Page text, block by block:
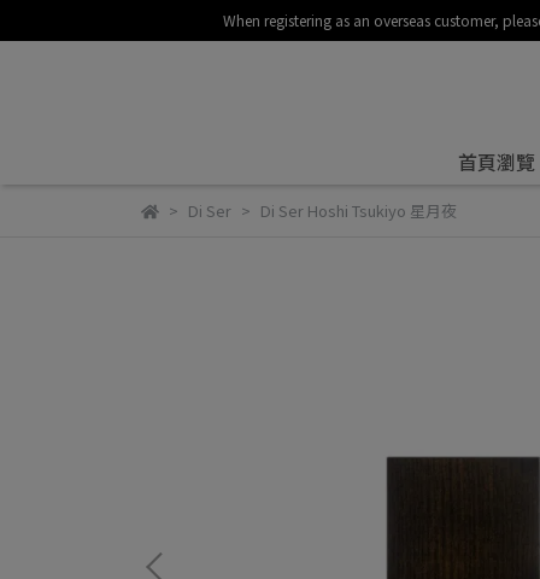
When registering as an overseas customer,
首頁瀏覽
Di Ser Di Ser Hoshi Tsukiyo 星月夜